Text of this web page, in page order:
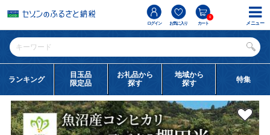
ログイン お気に入り カート
0
ランキング
目玉品
限定品
お礼品から
探す
地域から
探す
特集
メニュー